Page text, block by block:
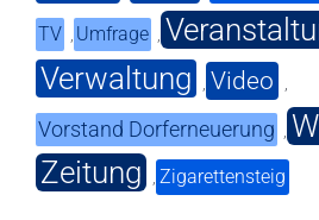
TV , Umfrage ,
Verwaltung , Video ,
Vorstand Dorferneuerung ,
Zeitung , Zigarettensteig